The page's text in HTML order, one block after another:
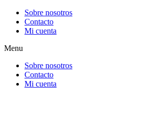
contenido
Sobre nosotros
Contacto
Mi cuenta
Menu
Sobre nosotros
Contacto
Mi cuenta